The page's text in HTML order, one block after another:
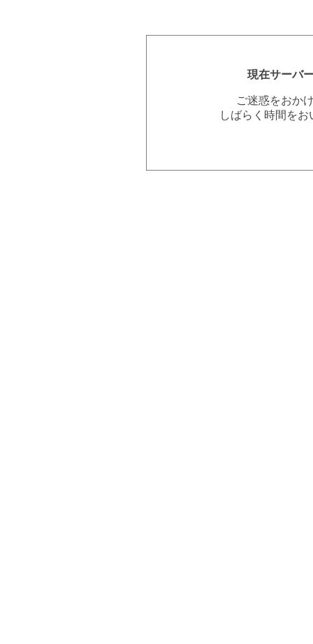
現在サーバ
ご迷惑をおか
しばらく時間を